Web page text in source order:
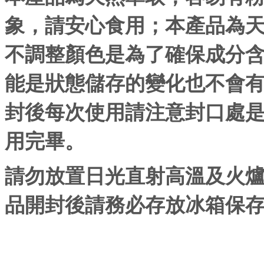
象，請安心食用；本產品為
不調整顏色是為了確保成分
能是狀態儲存的變化也不會
封後每次使用請注意封口處
用完畢。
請勿放置日光直射高溫及火
品開封後請務必存放冰箱保